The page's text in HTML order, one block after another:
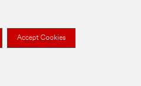
Accept Cookies